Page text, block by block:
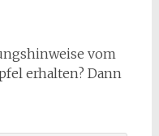
vom
erhalten? Dann